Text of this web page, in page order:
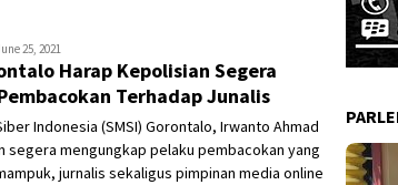
25, 2021
Harap Kepolisian Segera
Terhadap Junalis
Indonesia (SMSI) Gorontalo, Irwanto Ahmad
segera mengungkap pelaku pembacokan yang
jurnalis sekaligus pimpinan media online